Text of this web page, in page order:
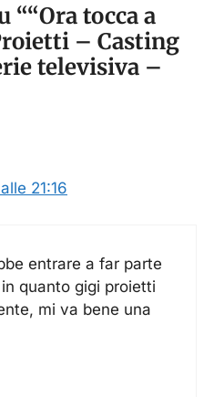
““Ora tocca a
– Casting
televisiva –
21:16
entrare a far parte
quanto gigi proietti
mi va bene una